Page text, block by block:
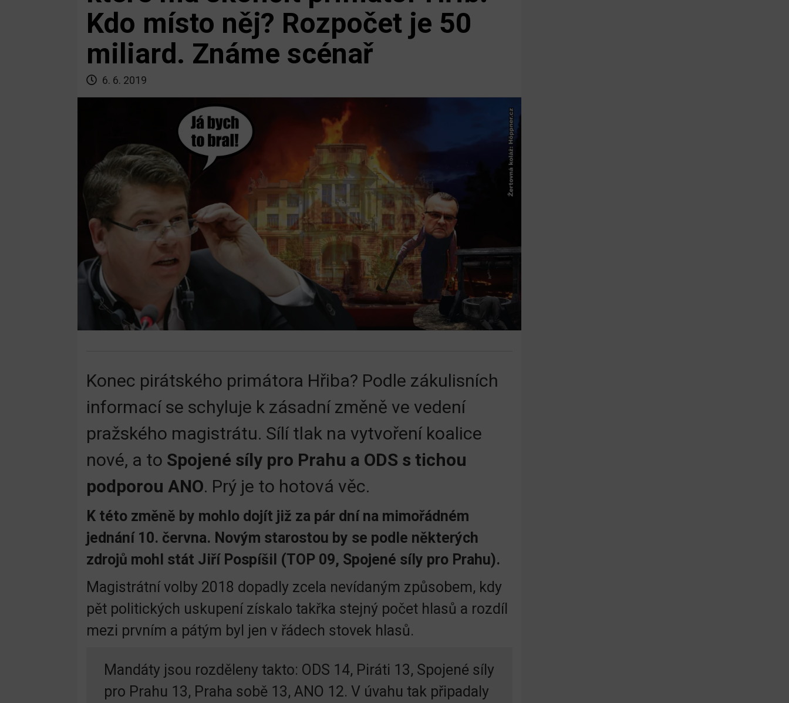
Kdo místo něj? Rozpočet je 50
miliard. Známe scénař
6. 6. 2019
Konec pirátského primátora Hřiba? Podle zákulisních
informací se schyluje k zásadní změně ve vedení
pražského magistrátu. Sílí tlak na vytvoření koalice
nové, a to Spojené síly pro Prahu a ODS s tichou
podporou ANO. Prý je to hotová věc.
K této změně by mohlo dojít již za pár dní na mimořádném
jednání 10. června. Novým starostou by se podle některých
zdrojů mohl stát Jiří Pospíšil (TOP 09, Spojené síly pro Prahu).
Magistrátní volby 2018 dopadly zcela nevídaným způsobem, kdy
pět politických uskupení získalo takřka stejný počet hlasů a rozdíl
mezi prvním a pátým byl jen v řádech stovek hlasů.
Mandáty jsou rozděleny takto: ODS 14, Piráti 13, Spojené síly
pro Prahu 13, Praha sobě 13, ANO 12. V úvahu tak připadaly